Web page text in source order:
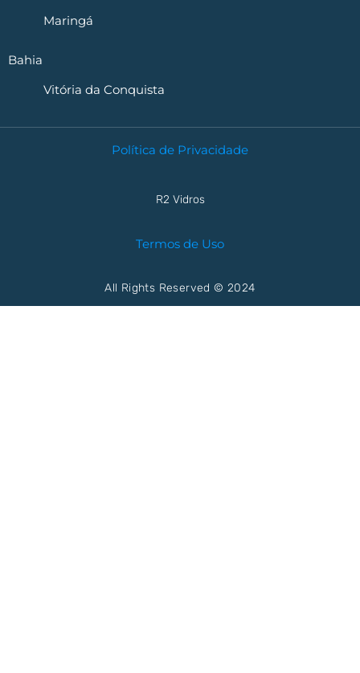
Maringá
Bahia
Vitória da Conquista
Política de Privacidade
R2 Vidros
Termos de Uso
All Rights Reserved © 2024